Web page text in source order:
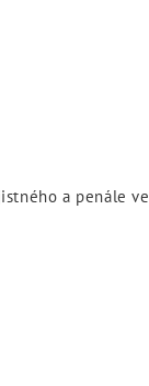
a penále ve